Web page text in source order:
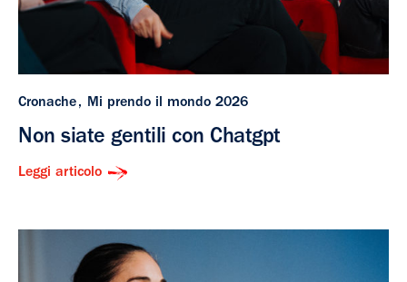
Cronache Mi prendo il mondo 2026
Non siate gentili con Chatgpt
Leggi articolo